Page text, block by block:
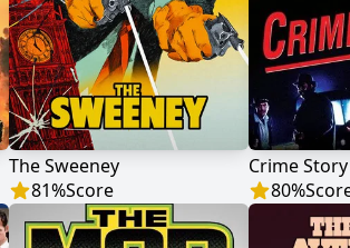
The Sweeney
81%Score
Crime Story
80%